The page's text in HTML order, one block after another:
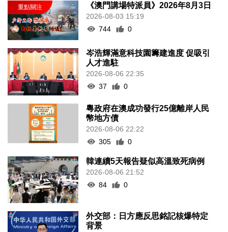
《澳門講場特派員》2026年8月3日
2026-08-03 15:19
744
0
岑浩輝滿意科技園籌建進度 促吸引
人才進駐
2026-08-06 22:35
37
0
粵政府在澳成功發行25億離岸人民
幣地方債
2026-08-06 22:22
305
0
韓連續5天報告疑似高溫致死病例
2026-08-06 21:52
84
0
外交部：日方應反思銘記核爆特定
背景